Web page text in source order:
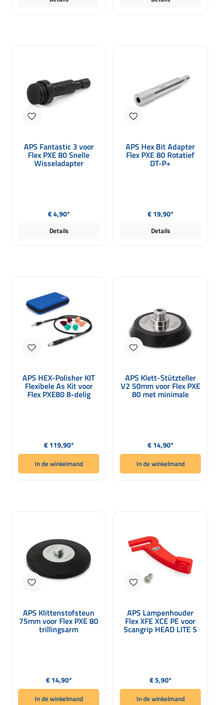
APS Fantastic 3 voor
Flex PXE 80 Snelle
Wisseladapter
Normale prijs:
€ 4,90*
Details
APS Hex Bit Adapter
Flex PXE 80 Rotatief
DT-P+
Normale prijs:
€ 19,90*
Details
APS HEX-Polisher KIT
Flexibele As Kit voor
Flex PXE80 8-delig
Normale prijs:
€ 119,90*
In de winkelmand
APS Klett-Stützteller
V2 50mm voor Flex PXE
80 met minimale
Normale prijs:
€ 14,90*
In de winkelmand
APS Klittenstofsteun
75mm voor Flex PXE 80
trillingsarm
Normale prijs:
€ 14,90*
In de winkelmand
APS Lampenhouder
Flex XFE XCE PE voor
Scangrip HEAD LITE S
Normale prijs:
€ 5,90*
In de winkelmand